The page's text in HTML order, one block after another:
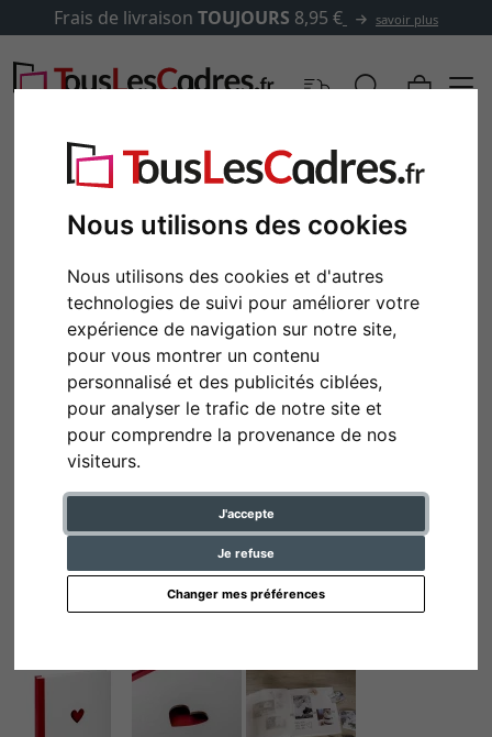
Nous utilisons des cookies
Nous utilisons des cookies et d'autres
technologies de suivi pour améliorer votre
expérience de navigation sur notre site,
pour vous montrer un contenu
personnalisé et des publicités ciblées,
pour analyser le trafic de notre site et
pour comprendre la provenance de nos
visiteurs.
J'accepte
Je refuse
Changer mes préférences
Frais de livraison TOUJOURS 8,95 € savoir plus
Retour